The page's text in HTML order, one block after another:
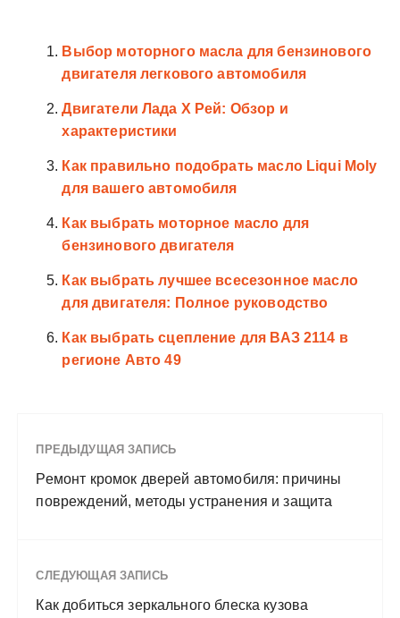
Выбор моторного масла для бензинового
двигателя легкового автомобиля
Двигатели Лада Х Рей: Обзор и
характеристики
Как правильно подобрать масло Liqui Moly
для вашего автомобиля
Как выбрать моторное масло для
бензинового двигателя
Как выбрать лучшее всесезонное масло
для двигателя: Полное руководство
Как выбрать сцепление для ВАЗ 2114 в
регионе Авто 49
ПРЕДЫДУЩАЯ ЗАПИСЬ
Ремонт кромок дверей автомобиля: причины
повреждений, методы устранения и защита
СЛЕДУЮЩАЯ ЗАПИСЬ
Как добиться зеркального блеска кузова